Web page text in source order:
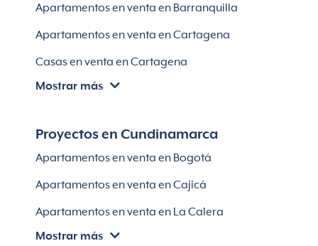
Apartamentos en venta en Barranquilla
Apartamentos en venta en Cartagena
Casas en venta en Cartagena
Villas en Cartagena
Apartamentos en venta en Soledad
Mostrar más
Proyectos en Cundinamarca
Apartamentos en venta en Bogotá
Apartamentos en venta en Cajicá
Apartamentos en venta en La Calera
Apartamentos en venta en Chía
Mostrar más